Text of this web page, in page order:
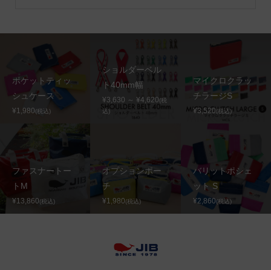
ポケットティッ
シュケース
¥1,980(税込)
ショルダーベル
ト40mm幅
¥3,630 ～ ¥4,620(税
込)
マイクロクラッ
チラージS
¥3,520(税込)
ファスナートー
トM
¥13,860(税込)
オプションポー
チ
¥1,980(税込)
バリットポシェ
ット S
¥2,860(税込)